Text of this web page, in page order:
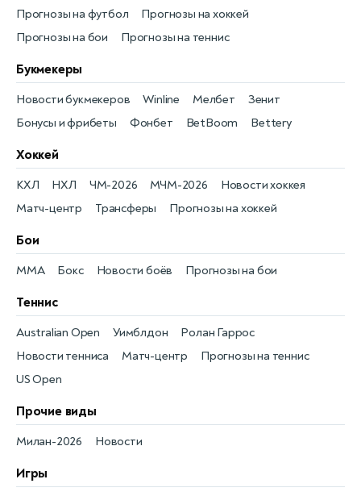
Прогнозы на футбол
Прогнозы на хоккей
Прогнозы на бои Прогнозы на теннис
Букмекеры
Бонусы и фрибеты
Новости букмекеров
Фонбет
Winline
BetBoom
Мелбет
Bettery
Зенит
Хоккей
Новости хоккея
КХЛ
Матч-центр
НХЛ
Трансферы
ЧМ-2026
Прогнозы на хоккей
МЧМ-2026
Бои
Новости боёв
MMA Прогнозы на бои
Бокс
Теннис
Новости тенниса
Australian Open
Матч-центр
Уимблдон
Прогнозы на теннис
Ролан Гаррос
US Open
Прочие виды
Новости
Милан-2026
Игры